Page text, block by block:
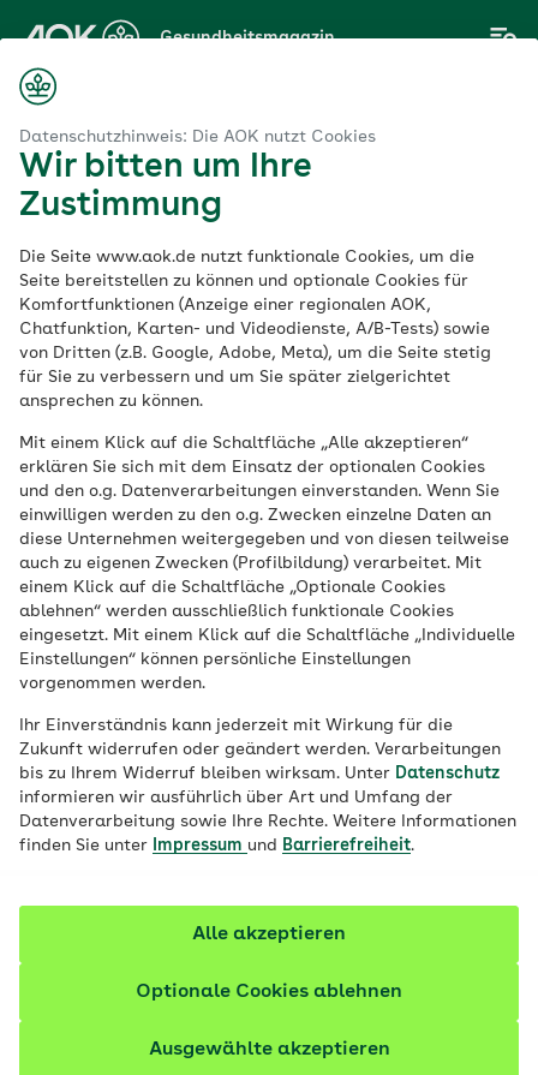
Datenschutzhinweis: Die AOK nutzt Cookies
Wir bitten um Ihre
Zustimmung
Die Seite www.aok.de nutzt funktionale Cookies, um die
Seite bereitstellen zu können und optionale Cookies für
Komfortfunktionen (Anzeige einer regionalen AOK,
Chatfunktion, Karten- und Videodienste, A/B-Tests) sowie
von Dritten (z.B. Google, Adobe, Meta), um die Seite stetig
für Sie zu verbessern und um Sie später zielgerichtet
ansprechen zu können.
Mit einem Klick auf die Schaltfläche „Alle akzeptieren“
erklären Sie sich mit dem Einsatz der optionalen Cookies
und den o.g. Datenverarbeitungen einverstanden. Wenn Sie
einwilligen werden zu den o.g. Zwecken einzelne Daten an
diese Unternehmen weitergegeben und von diesen teilweise
auch zu eigenen Zwecken (Profilbildung) verarbeitet. Mit
einem Klick auf die Schaltfläche „Optionale Cookies
ablehnen“ werden ausschließlich funktionale Cookies
eingesetzt. Mit einem Klick auf die Schaltfläche „Individuelle
Einstellungen“ können persönliche Einstellungen
vorgenommen werden.
Ihr Einverständnis kann jederzeit mit Wirkung für die
Zukunft widerrufen oder geändert werden. Verarbeitungen
bis zu Ihrem Widerruf bleiben wirksam. Unter Datenschutz
informieren wir ausführlich über Art und Umfang der
Datenverarbeitung sowie Ihre Rechte. Weitere Informationen
finden Sie unter
Impressum und Barrierefreiheit.
Ausgewählte akzeptieren
Optionale Cookies ablehnen
Alle akzeptieren
Hauptinhalt
springen
Gesundheitsmagazin
Wertschätzende
Kommunikation
erlernen
Veröffentlicht am:
02.12.2021 6 Minuten Lesedauer
Im Gespräch mit anderen tauschen wir
nicht nur Informationen aus, wir bauen
eine Beziehung auf. Respekt und
Wertschätzung verbinden dabei. Wie
wertschätzende Kommunikation gelingt,
erklärt eine Expertin.